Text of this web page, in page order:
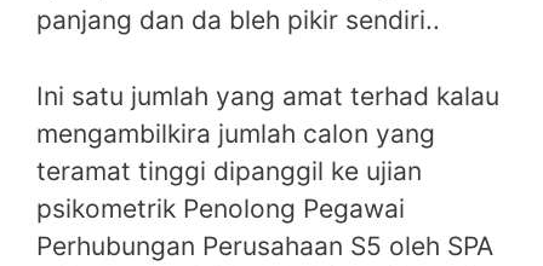
panjang dan da bleh pikir sendiri..
Ini satu jumlah yang amat terhad kalau
mengambilkira jumlah calon yang
teramat tinggi dipanggil ke ujian
psikometrik Penolong Pegawai
Perhubungan Perusahaan S5 oleh SPA